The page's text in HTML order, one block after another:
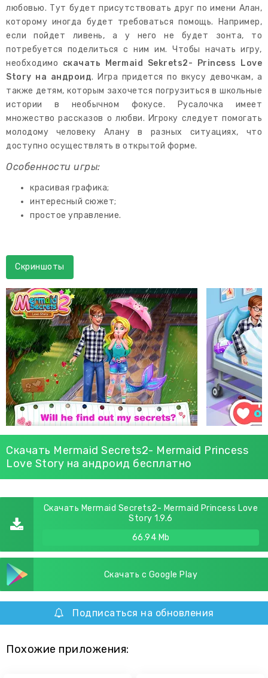
любовью. Тут будет присутствовать друг по имени Алан,
которому иногда будет требоваться помощь. Например,
если пойдет ливень, а у него не будет зонта, то
потребуется поделиться с ним им. Чтобы начать игру,
необходимо скачать Mermaid Sekrets2- Princess Love
Story на андроид. Игра придется по вкусу девочкам, а
также детям, которым захочется погрузиться в школьные
истории в необычном фокусе. Русалочка имеет
множество рассказов о любви. Игроку следует помогать
молодому человеку Алану в разных ситуациях, что
доступно осуществлять в открытой форме.
Особенности игры:
красивая графика;
интересный сюжет;
простое управление.
Скриншоты
Скачать Mermaid Secrets2- Mermaid Princess
Love Story на андроид бесплатно
Скачать Mermaid Secrets2- Mermaid Princess Love
Story 1.9.6
66.94 Mb
Скачать с Google Play
Подписаться на обновления
Похожие приложения: